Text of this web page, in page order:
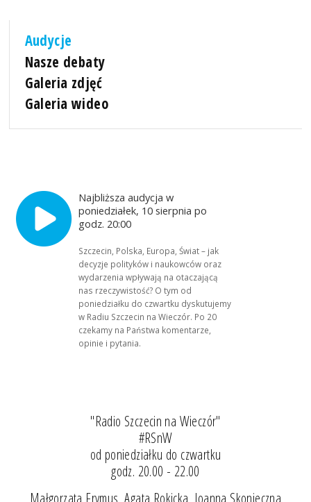
Audycje
Nasze debaty
Galeria zdjęć
Galeria wideo
Najbliższa audycja w
poniedziałek, 10 sierpnia po
godz. 20:00
Szczecin, Polska, Europa, Świat – jak
decyzje polityków i naukowców oraz
wydarzenia wpływają na otaczającą
nas rzeczywistość? O tym od
poniedziałku do czwartku dyskutujemy
w Radiu Szczecin na Wieczór. Po 20
czekamy na Państwa komentarze,
opinie i pytania.
"Radio Szczecin na Wieczór"
#RSnW
od poniedziałku do czwartku
godz. 20.00 - 22.00